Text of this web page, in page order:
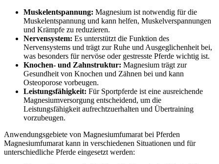
Muskelentspannung: Magnesium ist notwendig für die
Muskelentspannung und kann helfen, Muskelverspannungen
und Krämpfe zu reduzieren.
Nervensystem: Es unterstützt die Funktion des
Nervensystems und trägt zur Ruhe und Ausgeglichenheit bei,
was besonders für nervöse oder gestresste Pferde wichtig ist.
Knochen- und Zahnstruktur: Magnesium trägt zur
Gesundheit von Knochen und Zähnen bei und kann
Osteoporose vorbeugen.
Leistungsfähigkeit: Für Sportpferde ist eine ausreichende
Magnesiumversorgung entscheidend, um die
Leistungsfähigkeit aufrechtzuerhalten und Übertraining
vorzubeugen.
Anwendungsgebiete von Magnesiumfumarat bei Pferden
Magnesiumfumarat kann in verschiedenen Situationen und für
unterschiedliche Pferde eingesetzt werden: